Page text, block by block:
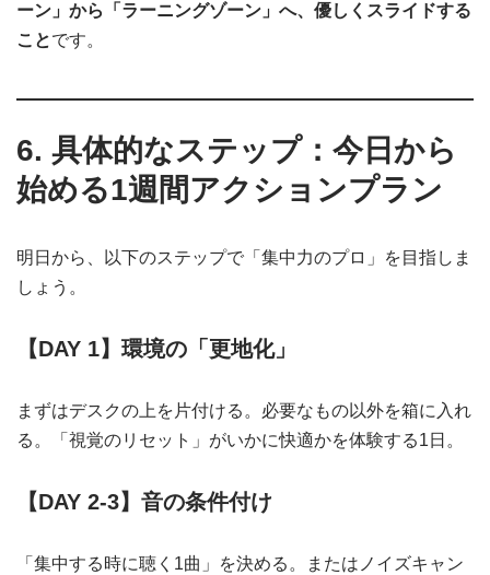
ーン」から「ラーニングゾーン」へ、優しくスライドする
ことです。
6. 具体的なステップ：今日から
始める1週間アクションプラン
明日から、以下のステップで「集中力のプロ」を目指しま
しょう。
【DAY 1】環境の「更地化」
まずはデスクの上を片付ける。必要なもの以外を箱に入れ
る。「視覚のリセット」がいかに快適かを体験する1日。
【DAY 2-3】音の条件付け
「集中する時に聴く1曲」を決める。またはノイズキャン